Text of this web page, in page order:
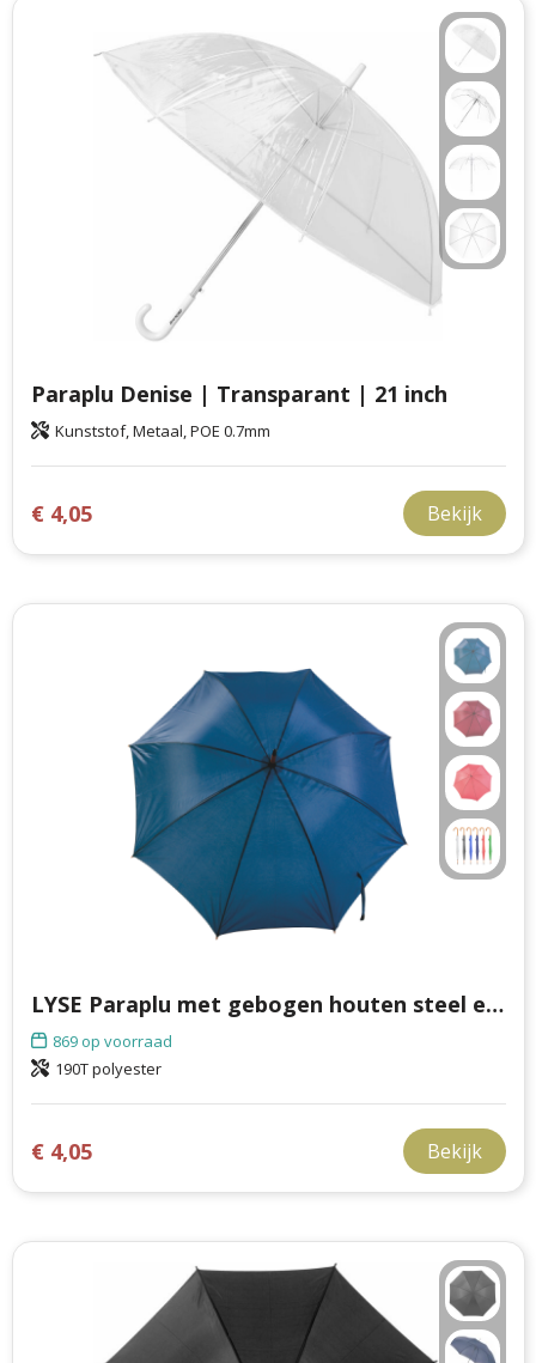
Paraplu Denise | Transparant | 21 inch
Kunststof, Metaal, POE 0.7mm
€ 4,05 Bekijk
LYSE Paraplu met gebogen houten steel en handvat
869op voorraad
190T polyester
€ 4,05 Bekijk